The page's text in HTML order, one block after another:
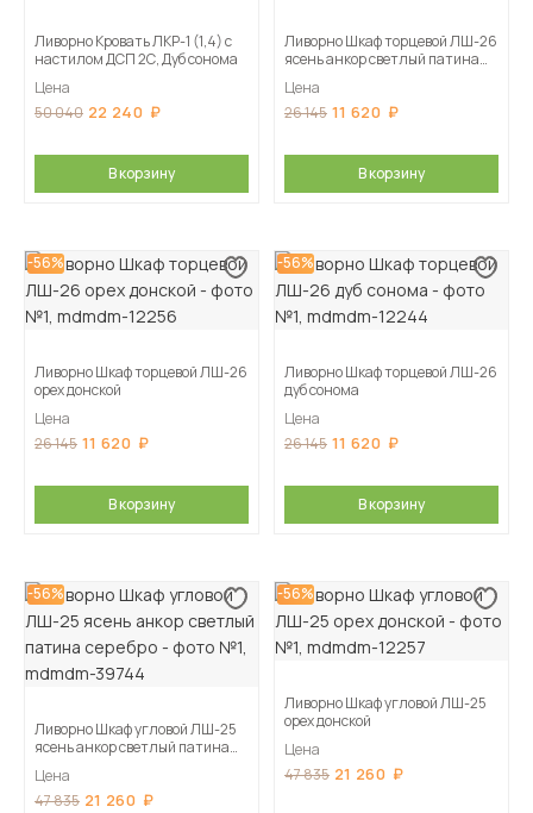
Ливорно Кровать ЛКР-1 (1,4) с
настилом ДСП 2С, Дуб сонома
Цена
50 040 22 240
В корзину
Ливорно Шкаф торцевой ЛШ-26
ясень анкор светлый патина
Цена
26 145 11 620
В корзину
-56%
Ливорно Шкаф торцевой ЛШ-26
орех донской
Цена
26 145 11 620
В корзину
-56%
Ливорно Шкаф торцевой ЛШ-26
дуб сонома
Цена
26 145 11 620
В корзину
-56%
Ливорно Шкаф угловой ЛШ-25
ясень анкор светлый патина
Цена
47 835 21 260
-56%
Ливорно Шкаф угловой ЛШ-25
орех донской
Цена
47 835 21 260